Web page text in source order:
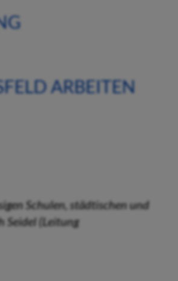
ARBEITEN
Schulen, städtischen und
Seidel (Leitung